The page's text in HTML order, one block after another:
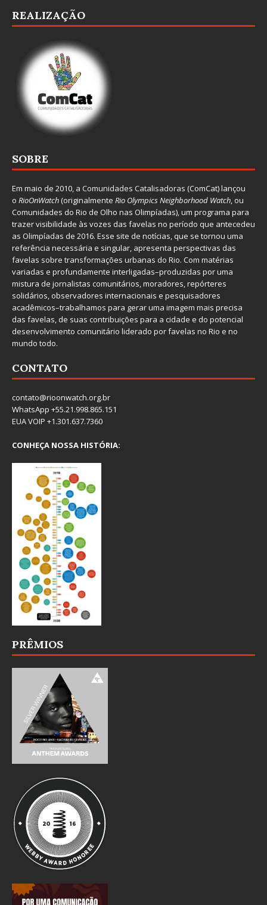
REALIZAÇÃO
SOBRE
Em maio de 2010, a Comunidades Catalisadoras (ComCat) lançou
o RioOnWatch(originalmente Rio Olympics Neighborhood Watch, ou
Comunidades do Rio de Olho nas Olimpíadas), um programa para
trazer visibilidade às vozes das favelas no período que antecedeu
as Olimpíadas de 2016. Esse site de notícias, que se tornou uma
referência necessária e singular, apresenta perspectivas das
favelas sobre transformações urbanas do Rio. Com matérias
variadas e profundamente interligadas–produzidas por uma
mistura de jornalistas comunitários, moradores, repórteres
solidários, observadores internacionais e pesquisadores
acadêmicos–trabalhamos para gerar uma imagem mais precisa
das favelas, de suas contribuições para a cidade e do potencial
desenvolvimento comunitário liderado por favelas no Rio e no
mundo todo.
CONTATO
contato@rioonwatch.org.br
WhatsApp +55.21.998.865.151
EUA VOIP +1.301.637.7360
CONHEÇA NOSSA HISTÓRIA:
PRÊMIOS